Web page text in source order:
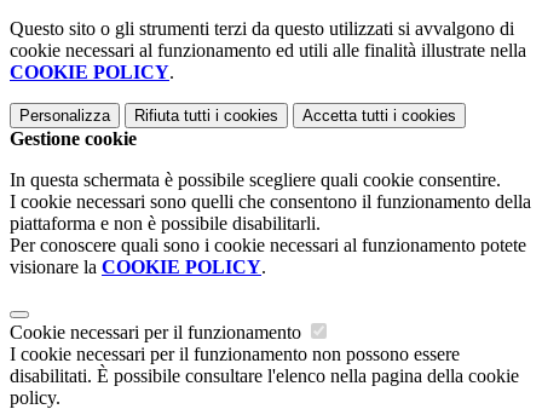
Questo sito o gli strumenti terzi da questo utilizzati si avvalgono di
cookie necessari al funzionamento ed utili alle finalità illustrate nella
COOKIE POLICY.
Personalizza Rifiuta tutti i cookies Accetta tutti i cookies
Gestione cookie
In questa schermata è possibile scegliere quali cookie consentire.
I cookie necessari sono quelli che consentono il funzionamento della
piattaforma e non è possibile disabilitarli.
Per conoscere quali sono i cookie necessari al funzionamento potete
visionare la COOKIE POLICY.
Cookie necessari per il funzionamento
I cookie necessari per il funzionamento non possono essere
disabilitati. È possibile consultare l'elenco nella pagina della cookie
policy.